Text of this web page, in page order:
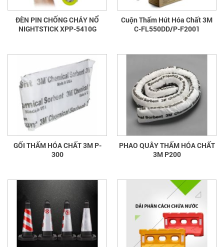
ĐÈN PIN CHỐNG CHÁY NỔ
NIGHTSTICK XPP-5410G
Cuộn Thấm Hút Hóa Chất 3M
C-FL550DD/P-F2001
GỐI THẤM HÓA CHẤT 3M P-
300
PHAO QUÂY THẤM HÓA CHẤT
3M P200